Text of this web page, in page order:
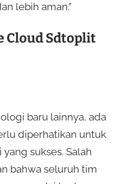
lebih aman.”
Cloud Sdtoplit
baru lainnya, ada
diperhatikan untuk
sukses. Salah
bahwa seluruh tim